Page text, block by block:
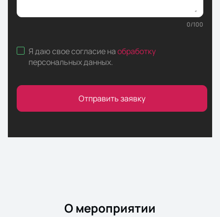
0/100
Я даю свое согласие наобработку
персональных данных.
Отправить заявку
О мероприятии